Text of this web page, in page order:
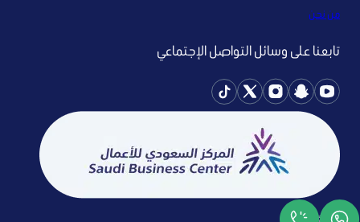
من نحن
تابعنا على وسائل التواصل الإجتماعي